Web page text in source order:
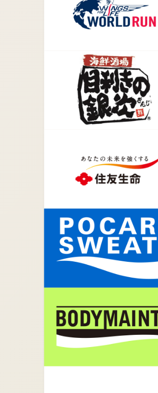
矢印の方向に真っすぐ進みます。
ネッツ東都市川ＢＰテクノセンターが見え
あと少しです。
08.